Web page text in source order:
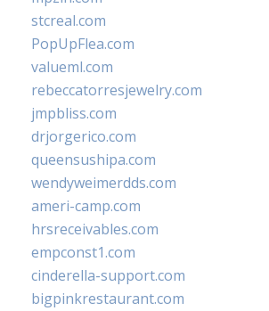
stcreal.com
PopUpFlea.com
valueml.com
rebeccatorresjewelry.com
jmpbliss.com
drjorgerico.com
queensushipa.com
wendyweimerdds.com
ameri-camp.com
hrsreceivables.com
empconst1.com
cinderella-support.com
bigpinkrestaurant.com